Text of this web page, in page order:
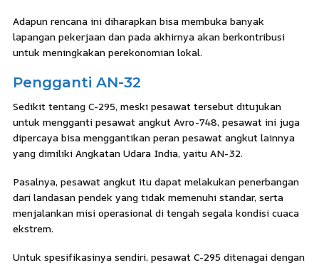
Adapun rencana ini diharapkan bisa membuka banyak
lapangan pekerjaan dan pada akhirnya akan berkontribusi
untuk meningkakan perekonomian lokal.
Pengganti AN-32
Sedikit tentang C-295, meski pesawat tersebut ditujukan
untuk mengganti pesawat angkut Avro-748, pesawat ini juga
dipercaya bisa menggantikan peran pesawat angkut lainnya
yang dimiliki Angkatan Udara India, yaitu AN-32.
Pasalnya, pesawat angkut itu dapat melakukan penerbangan
dari landasan pendek yang tidak memenuhi standar, serta
menjalankan misi operasional di tengah segala kondisi cuaca
ekstrem.
Untuk spesifikasinya sendiri, pesawat C-295 ditenagai dengan